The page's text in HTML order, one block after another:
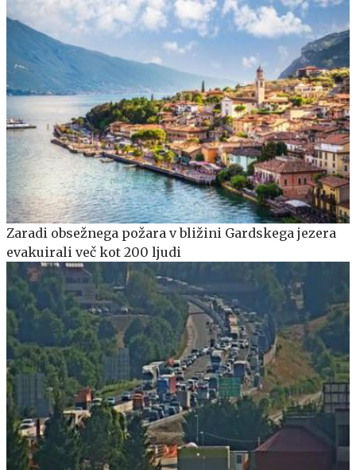
Zaradi obsežnega požara v bližini Gardskega jezera
evakuirali več kot 200 ljudi